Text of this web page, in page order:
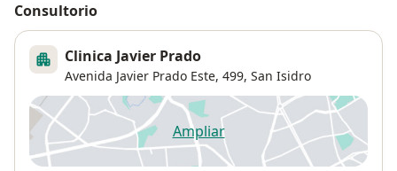
Consultorio
Clinica Javier Prado
Avenida Javier Prado Este, 499, San Isidro
Ampliarse abre en una nueva